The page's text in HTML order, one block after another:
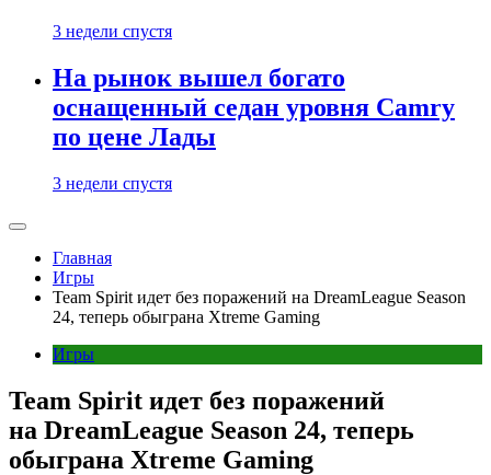
3 недели спустя
На рынок вышел богато
оснащенный седан уровня Camry
по цене Лады
3 недели спустя
Главная
Игры
Team Spirit идет без поражений на DreamLeague Season
24, теперь обыграна Xtreme Gaming
Игры
Team Spirit идет без поражений
на DreamLeague Season 24, теперь
обыграна Xtreme Gaming